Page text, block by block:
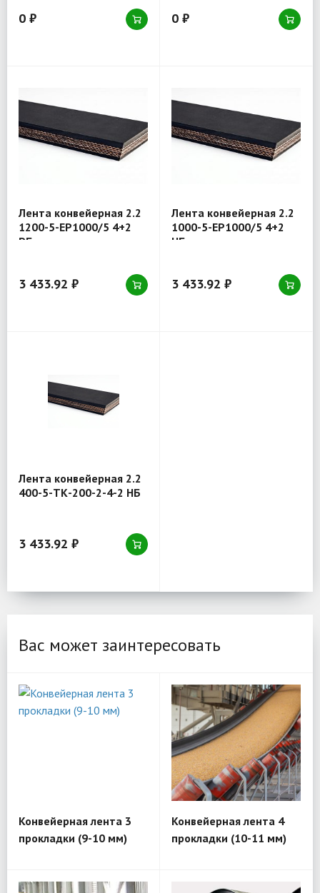
0 ₽ 0 ₽
Лента конвейерная 2.2
1200-5-EP1000/5 4+2
РБ
3 433.92 ₽
Лента конвейерная 2.2
1000-5-EP1000/5 4+2
НБ
3 433.92 ₽
Лента конвейерная 2.2
400-5-ТК-200-2-4-2 НБ
3 433.92 ₽
Вас может заинтересовать
Конвейерная лента 3
прокладки (9-10 мм)
Конвейерная лента 4
прокладки (10-11 мм)